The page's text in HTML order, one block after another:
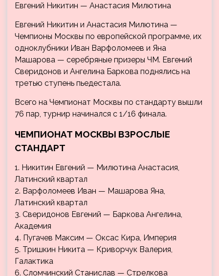
Евгений Никитин — Анастасия Милютина
Евгений Никитин и Анастасия Милютина —
Чемпионы Москвы по европейской программе, их
одноклубники Иван Варфоломеев и Яна
Машарова — серебряные призеры ЧМ. Евгений
Сверидонов и Ангелина Баркова поднялись на
третью ступень пьедестала.
Всего на Чемпионат Москвы по стандарту вышли
76 пар, турнир начинался с 1/16 финала.
ЧЕМПИОНАТ МОСКВЫ ВЗРОСЛЫЕ
СТАНДАРТ
1. Никитин Евгений — Милютина Анастасия,
Латинский квартал
2. Варфоломеев Иван — Машарова Яна,
Латинский квартал
3. Сверидонов Евгений — Баркова Ангелина,
Академия
4. Пугачев Максим — Оксас Кира, Империя
5. Тришкин Никита — Криворчук Валерия,
Галактика
6. Сломчинский Станислав — Стрелкова